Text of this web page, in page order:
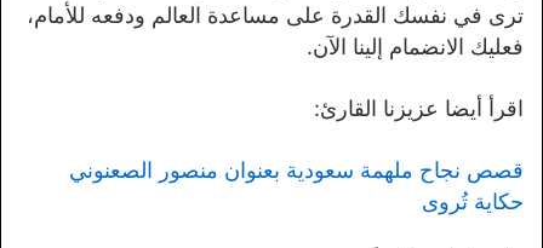
ترى في نفسك القدرة على مساعدة العالم ودفعه للأمام،
فعليك الانضمام إلينا الآن.
اقرأ أيضا عزيزنا القارئ:
قصص نجاح ملهمة سعودية بعنوان منصور الصعنوني
حكاية تُروى